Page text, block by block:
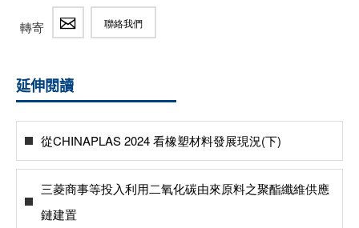
轉寄 聯絡我們
延伸閱讀
從CHINAPLAS 2024 看橡塑材料發展現況(下)
三菱商事等投入利用二氧化碳由來原料之聚酯纖維供應
鏈建置